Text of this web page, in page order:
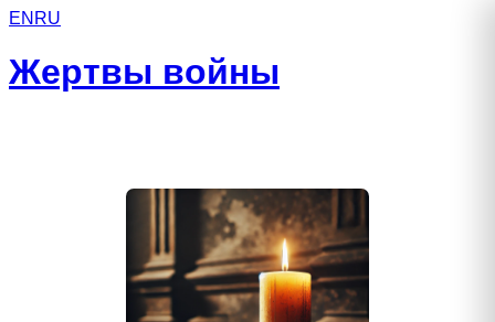
EN RU
Жертвы войны